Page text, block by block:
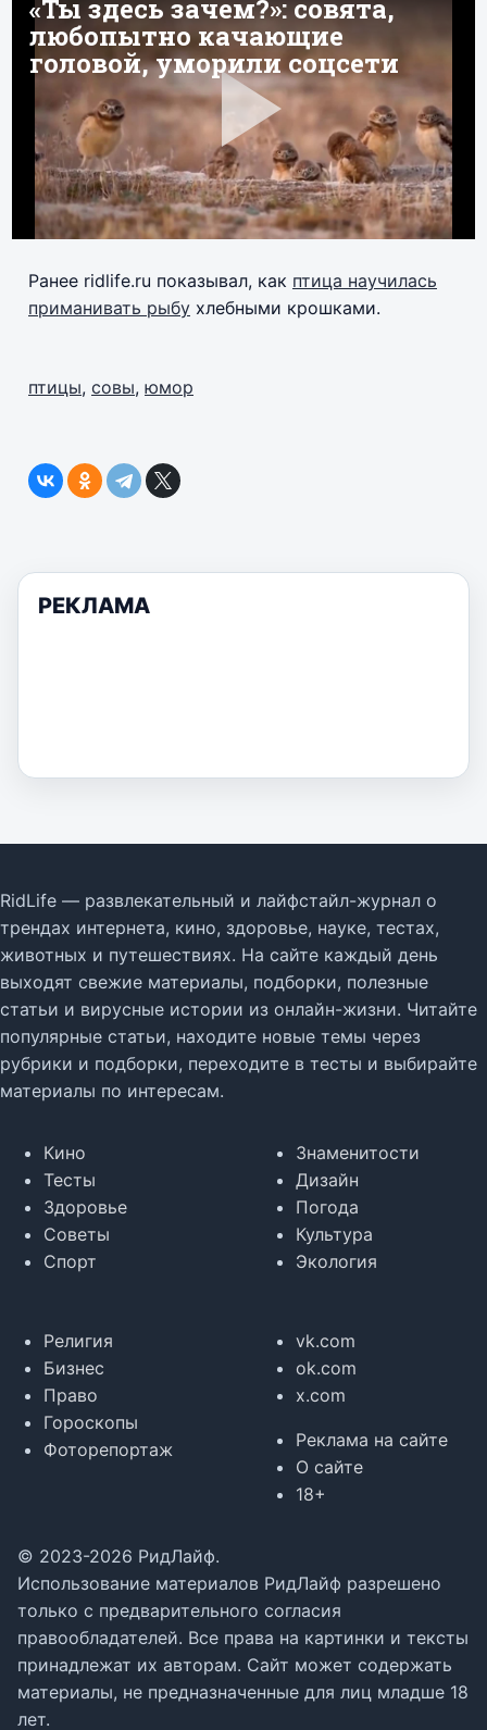
Ранее ridlife.ru показывал, как птица научилась
приманивать рыбу хлебными крошками.
птицы, совы, юмор
РЕКЛАМА
RidLife — развлекательный и лайфстайл-журнал о
трендах интернета, кино, здоровье, науке, тестах,
животных и путешествиях. На сайте каждый день
выходят свежие материалы, подборки, полезные
статьи и вирусные истории из онлайн-жизни. Читайте
популярные статьи, находите новые темы через
рубрики и подборки, переходите в тесты и выбирайте
материалы по интересам.
Кино
Тесты
Здоровье
Советы
Спорт
Знаменитости
Дизайн
Погода
Культура
Экология
Религия
Бизнес
Право
Гороскопы
Фоторепортаж
vk.com
ok.com
x.com
Реклама на сайте
О сайте
18+
© 2023-2026 РидЛайф.
Использование материалов РидЛайф разрешено
только с предварительного согласия
правообладателей. Все права на картинки и тексты
принадлежат их авторам. Сайт может содержать
материалы, не предназначенные для лиц младше 18
лет.